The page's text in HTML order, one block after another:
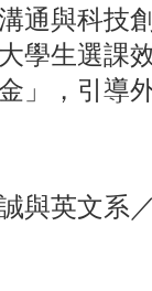
通與科技
學生選課
」，引導
與英文系